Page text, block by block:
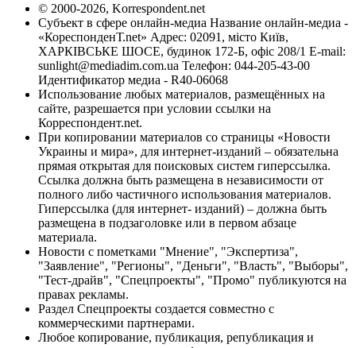
© 2000-2026, Korrespondent.net
Субъект в сфере онлайн-медиа Название онлайн-медиа -
«КореспонденТ.net» Адрес: 02091, місто Київ,
ХАРКІВСЬКЕ ШОСЕ, будинок 172-Б, офіс 208/1 E-mail:
sunlight@mediadim.com.ua Телефон: 044-205-43-00
Идентификатор медиа - R40-06068
Использование любых материалов, размещённых на
сайте, разрешается при условии ссылки на
Корреспондент.net.
При копировании материалов со страницы «Новости
Украины и мира», для интернет-изданий – обязательна
прямая открытая для поисковых систем гиперссылка.
Ссылка должна быть размещена в независимости от
полного либо частичного использования материалов.
Гиперссылка (для интернет- изданий) – должна быть
размещена в подзаголовке или в первом абзаце
материала.
Новости с пометками "Мнение", "Экспертиза",
"Заявление", "Регионы", "Деньги", "Власть", "Выборы",
"Тест-драйв", "Спецпроекты", "Промо" публикуются на
правах рекламы.
Раздел Спецпроекты создается совместно с
коммерческими партнерами.
Любое копирование, публикация, републикация и